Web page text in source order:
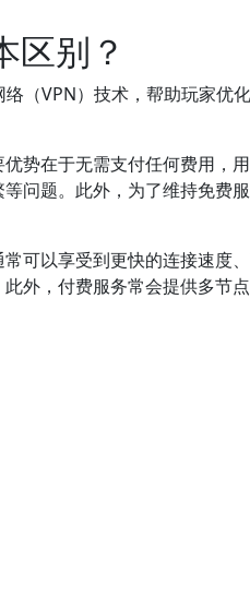
区别？
（VPN）技术，帮助玩家优
势在于无需支付任何费用，
问题。此外，为了维持免费
可以享受到更快的连接速度
外，付费服务常会提供多节